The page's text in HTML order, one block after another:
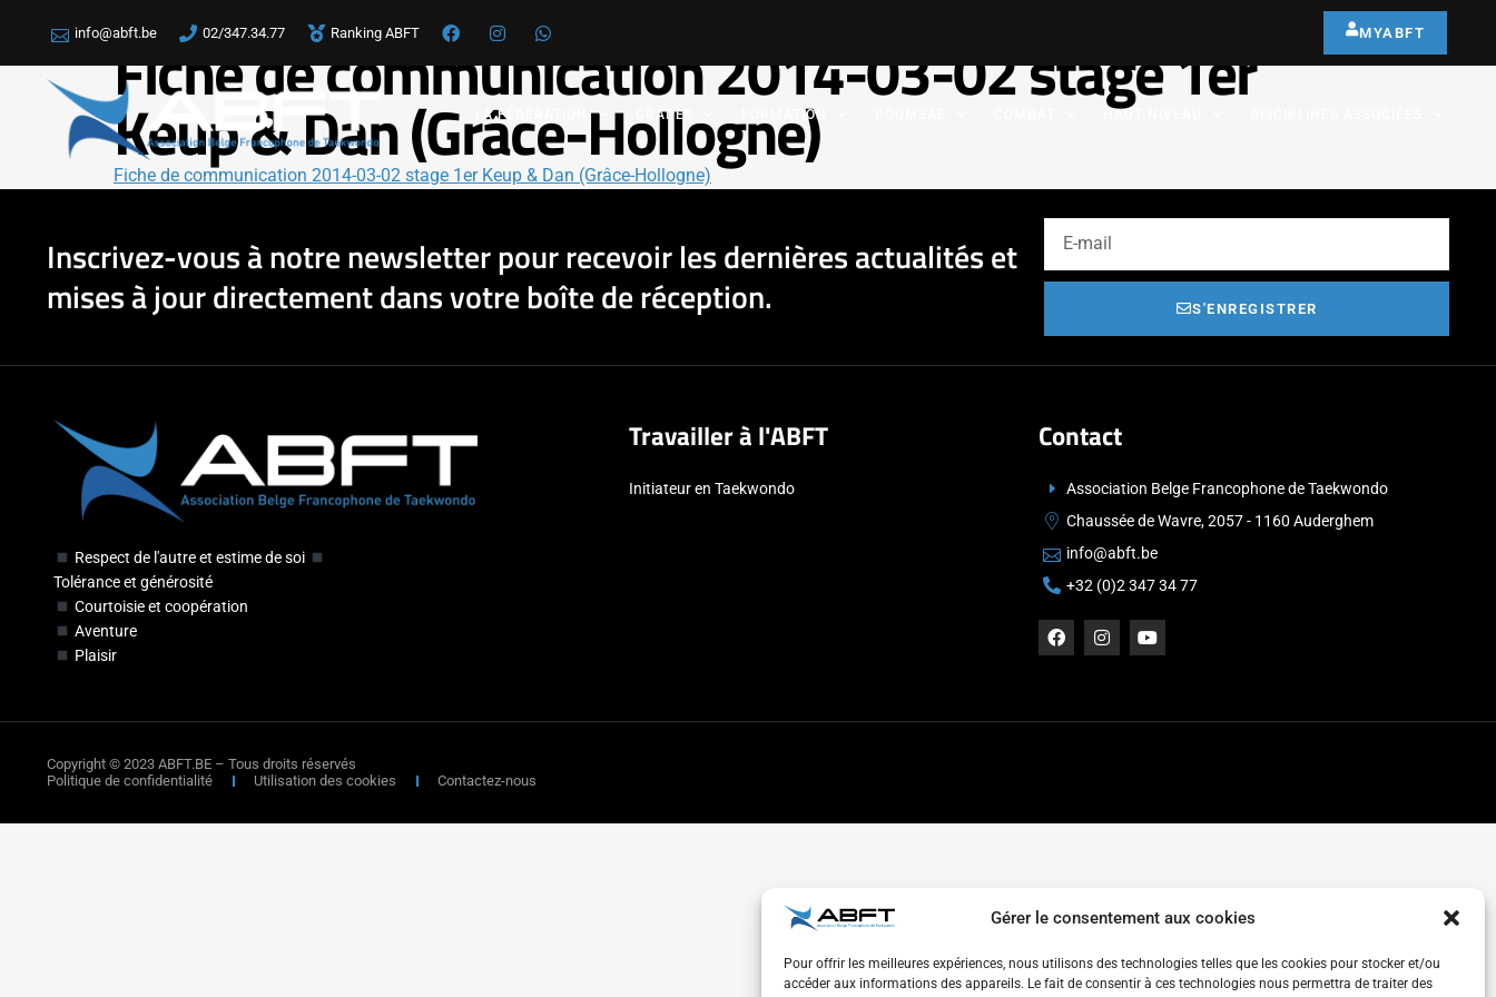
Gérer le consentement aux cookies
Pour offrir les meilleures expériences, nous utilisons des technologies telles que les cookies pour stocker et/ou
accéder aux informations des appareils. Le fait de consentir à ces technologies nous permettra de traiter des
info@abft.be 02/347.34.77 Ranking ABFT MYABFT
LA FÉDÉRATION GRADES FORMATION
Fiche de communication 2014-03-02 stage 1er
Keup & Dan (Grâce-Hollogne)
Fiche de communication 2014-03-02 stage 1er Keup & Dan (Grâce-Hollogne)
Inscrivez-vous à notre newsletter pour recevoir les dernières actualités et
mises à jour directement dans votre boîte de réception.
S'ENREGISTRER
Respect de l'autre et estime de soi
Tolérance et générosité
Courtoisie et coopération
Aventure
Plaisir
Travailler à l'ABFT
Initiateur en Taekwondo
Contact
Association Belge Francophone de Taekwondo
Chaussée de Wavre, 2057 - 1160 Auderghem
info@abft.be
+32 (0)2 347 34 77
Copyright © 2023 ABFT.BE – Tous droits réservés
Politique de confidentialité
Utilisation des cookies Contactez-nous